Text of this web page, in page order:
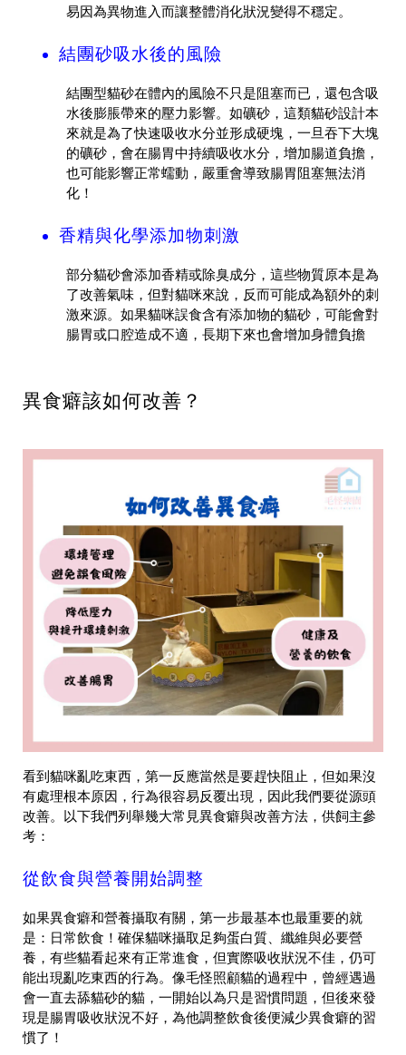
易因為異物進入而讓整體消化狀況變得不穩定。
結團砂吸水後的風險
結團型貓砂在體內的風險不只是阻塞而已，還包含吸
水後膨脹帶來的壓力影響。如礦砂，這類貓砂設計本
來就是為了快速吸收水分並形成硬塊，一旦吞下大塊
的礦砂，會在腸胃中持續吸收水分，增加腸道負擔，
也可能影響正常蠕動，嚴重會導致腸胃阻塞無法消
化！
香精與化學添加物刺激
部分貓砂會添加香精或除臭成分，這些物質原本是為
了改善氣味，但對貓咪來說，反而可能成為額外的刺
激來源。如果貓咪誤食含有添加物的貓砂，可能會對
腸胃或口腔造成不適，長期下來也會增加身體負擔
異食癖該如何改善？
看到貓咪亂吃東西，第一反應當然是要趕快阻止，但如果沒
有處理根本原因，行為很容易反覆出現，因此我們要從源頭
改善。以下我們列舉幾大常見異食癖與改善方法，供飼主參
考：
從飲食與營養開始調整
如果異食癖和營養攝取有關，第一步最基本也最重要的就
是：日常飲食！確保貓咪攝取足夠蛋白質、纖維與必要營
養，有些貓看起來有正常進食，但實際吸收狀況不佳，仍可
能出現亂吃東西的行為。像毛怪照顧貓的過程中，曾經遇過
會一直去舔貓砂的貓，一開始以為只是習慣問題，但後來發
現是腸胃吸收狀況不好，為他調整飲食後便減少異食癖的習
慣了！